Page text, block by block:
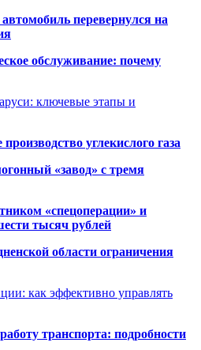
перевернулся на
обслуживание: почему
ключевые этапы и
углекислого газа
«завод» с тремя
«спецоперации» и
тысяч рублей
области ограничения
как эффективно управлять
транспорта: подробности